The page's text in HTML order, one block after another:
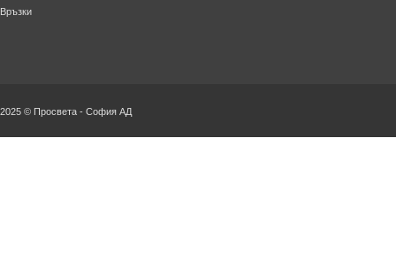
Връзки
2025 © Просвета - София АД